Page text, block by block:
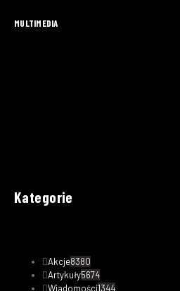
MULTIMEDIA
Kategorie
Akcje8380
Artykuły5674
Wiadomości1344